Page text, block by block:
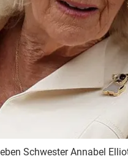
Schwester Annabel